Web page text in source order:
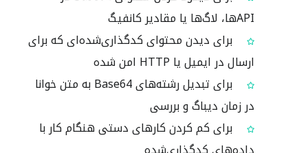
APIها، لاگ‌ها یا مقادیر کانفیگ
برای دیدن محتوای کدگذاری‌شده‌ای که برای
ارسال در ایمیل یا HTTP امن شده
برای تبدیل رشته‌های Base64 به متن خوانا
در زمان دیباگ و بررسی
برای کم کردن کارهای دستی هنگام کار با